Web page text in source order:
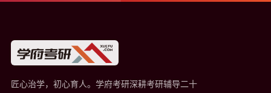
匠心治学，初心育人。学府考研深耕考研辅导二十